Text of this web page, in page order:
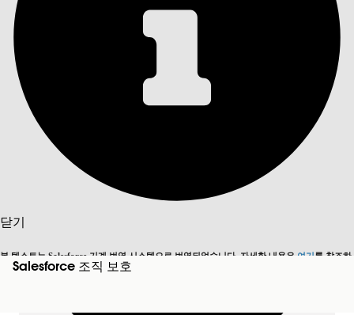
닫기
본 텍스트는 Salesforce 기계 번역 시스템으로 번역되었습니다. 자세한 내용은 여기를 참조하
세요.
영어로 전환 지금 안 함
Salesforce 조직 보호